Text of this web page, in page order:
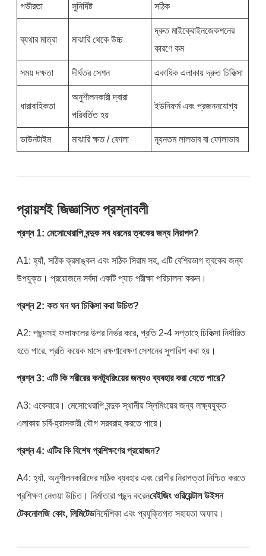
গভীরতা
সুনির্দিষ্ট
সঠিক
ব্যথার মাত্রা মাঝারি থেকে উচ্চ
দ্রুত মাইক্রোইনজেকশনের
কারণে কম
সময় দক্ষতা দীর্ঘতর সেশন একাধিক এলাকায় দ্রুত চিকিত্সা
ধারাবাহিকতা
অনুশীলনকারী দ্বারা
পরিবর্তিত হয়
ইউনিফর্ম এবং প্রজননযোগ্য
ডাউনটাইম মাঝারি ক্ষত / ফোলা ন্যূনতম লালভাব বা ফোলাভাব
প্রায়শই জিজ্ঞাসিত প্রশ্নাবলী
প্রশ্ন 1: মেসোথেরাপি বন্দুক সব ধরনের ত্বকের জন্য নিরাপদ?
A1: হ্যাঁ, সঠিক ক্রমাঙ্কন এবং সঠিক সিরাম সহ, এটি বেশিরভাগ ত্বকের জন্য
উপযুক্ত। প্রয়োজনে সর্বদা একটি প্যাচ পরীক্ষা পরিচালনা করুন।
প্রশ্ন 2: কত ঘন ঘন চিকিত্সা করা উচিত?
A2: পছন্দসই ফলাফলের উপর নির্ভর করে, প্রতি 2-4 সপ্তাহে চিকিত্সা নির্ধারিত
হতে পারে, প্রতি কয়েক মাসে রক্ষণাবেক্ষণ সেশনের সুপারিশ করা হয়।
প্রশ্ন 3: এটি কি শরীরের কনট্যুরিংয়ের জন্যও ব্যবহার করা যেতে পারে?
A3: একেবারে। মেসোথেরাপি বন্দুক স্থানীয় স্লিমিংয়ের জন্য লক্ষ্যযুক্ত
এলাকায় চর্বি-হ্রাসকারী যৌগ সরবরাহ করতে পারে।
প্রশ্ন 4: এটির কি বিশেষ প্রশিক্ষণের প্রয়োজন?
A4: হ্যাঁ, অনুশীলনকারীদের সঠিক ব্যবহার এবং রোগীর নিরাপত্তা নিশ্চিত করতে
প্রশিক্ষণ নেওয়া উচিত। নির্মাতারা পছন্দ করেনবেইজিং ওরিয়েন্টাল উইসন
টেকনোলজি কোং, লিমিটেডনির্দেশিকা এবং প্রযুক্তিগত সহায়তা অফার।